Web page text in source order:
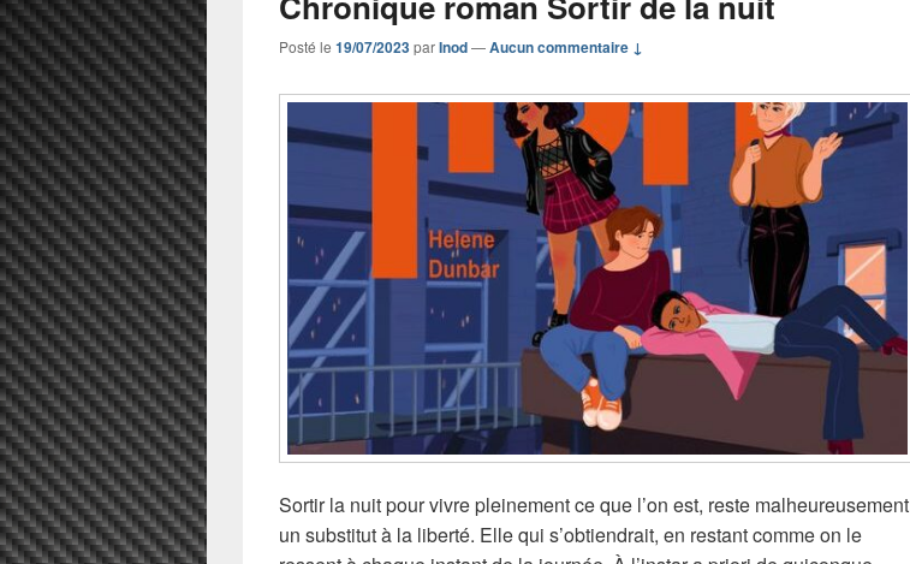
Posté le 19/07/2023parInod—Aucun commentaire ↓
Sortir la nuit pour vivre pleinement ce que l’on est, reste malheureusement
un substitut à la liberté. Elle qui s’obtiendrait, en restant comme on le